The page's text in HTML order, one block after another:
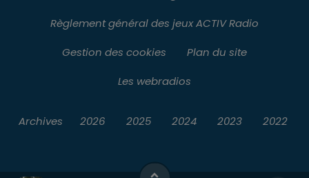
Règlement général des jeux ACTIV Radio
Gestion des cookies
Plan du site
Les webradios
Archives 2026 2025 2024 2023 2022